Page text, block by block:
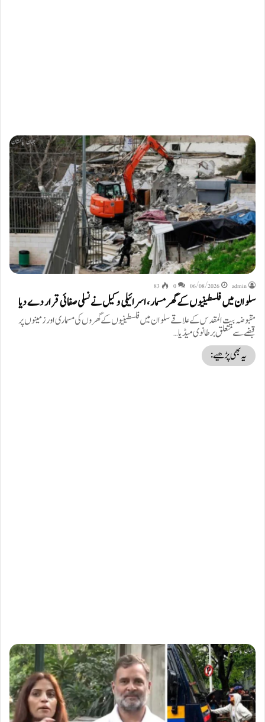
admin
06/08/2026
0
83
سلوان میں فلسطینیوں کے گھر مسمار، اسرائیلی وکیل نے نسلی صفائی قرار دے دیا
مقبوضہ بیت المقدس کے علاقے سلوان میں فلسطینیوں کے گھروں کی مسماری اور زمینوں پر
قبضے سے متعلق برطانوی میڈیا…
یہ بھی پڑھیے: